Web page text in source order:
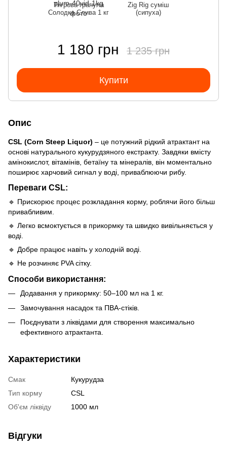
Тигрова гранула
Солодка Слива 1 кг
Zig Rig суміш
(сипуха)
1 180 грн 1 235 грн
Купити
Опис
CSL (Corn Steep Liquor) – це потужний рідкий атрактант на
основі натурального кукурудзяного екстракту. Завдяки вмісту
амінокислот, вітамінів, бетаїну та мінералів, він моментально
поширює харчовий сигнал у воді, приваблюючи рибу.
Переваги CSL:
🔹 Прискорює процес розкладання корму, роблячи його більш
привабливим.
🔹 Легко всмоктується в прикормку та швидко вивільняється у
воді.
🔹 Добре працює навіть у холодній воді.
🔹 Не розчиняє PVA сітку.
Способи використання:
Додавання у прикормку: 50–100 мл на 1 кг.
Замочування насадок та ПВА-стіків.
Поєднувати з ліквідами для створення максимально
ефективного атрактанта.
Характеристики
Смак
Кукурудза
Тип корму
CSL
Об'єм ліквіду
1000 мл
Відгуки